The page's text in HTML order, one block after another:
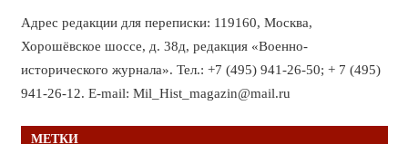
Адрес редакции для переписки: 119160, Москва,
Хорошёвское шоссе, д. 38д, редакция «Военно-
исторического журнала». Тел.: +7 (495) 941-26-50; + 7 (495)
941-26-12. E-mail: Mil_Hist_magazin@mail.ru
МЕТКИ